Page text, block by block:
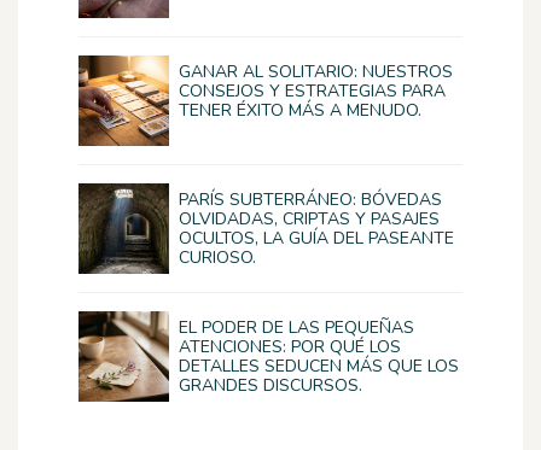
GANAR AL SOLITARIO: NUESTROS
CONSEJOS Y ESTRATEGIAS PARA
TENER ÉXITO MÁS A MENUDO.
PARÍS SUBTERRÁNEO: BÓVEDAS
OLVIDADAS, CRIPTAS Y PASAJES
OCULTOS, LA GUÍA DEL PASEANTE
CURIOSO.
EL PODER DE LAS PEQUEÑAS
ATENCIONES: POR QUÉ LOS
DETALLES SEDUCEN MÁS QUE LOS
GRANDES DISCURSOS.